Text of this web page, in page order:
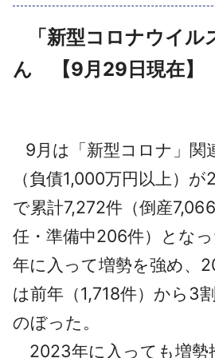
よくあるご質問
「新型コロナウイル
ん
【9月29日現在】
9月は「新型コロナ」関
（負債1,000万円以上）
で累計7,272件（倒産
任・準備中206件）とな
年に入って増勢を強め、
は前年（1,718件）から3
のぼった。
2023年に入っても増勢